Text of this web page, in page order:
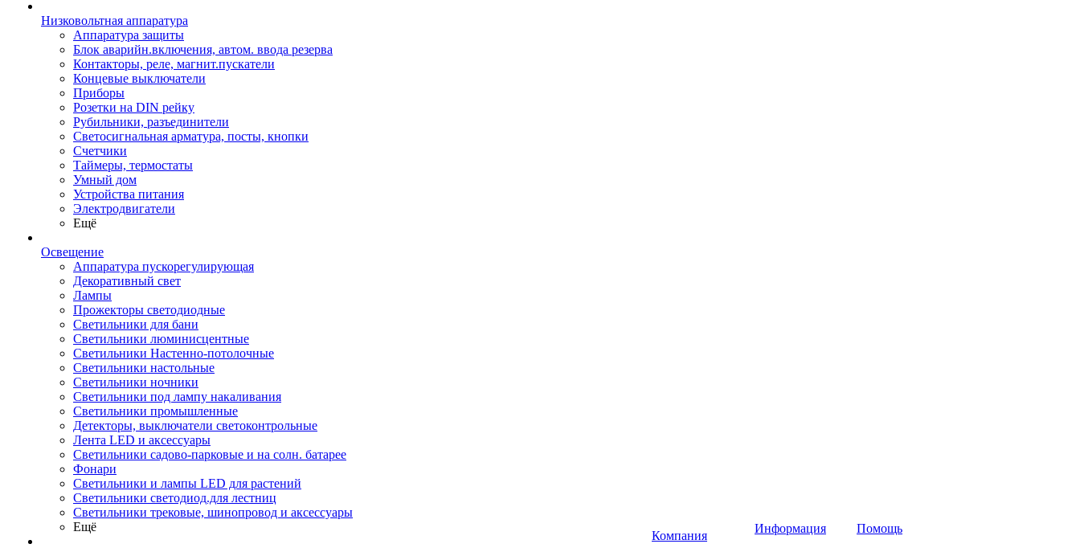
Низковольтная аппаратура
Аппаратура защиты
Блок аварийн.включения, автом. ввода резерва
Контакторы, реле, магнит.пускатели
Концевые выключатели
Приборы
Розетки на DIN рейку
Рубильники, разъединители
Светосигнальная арматура, посты, кнопки
Счетчики
Таймеры, термостаты
Умный дом
Устройства питания
Электродвигатели
Ещё
Освещение
Аппаратура пускорегулирующая
Декоративный свет
Лампы
Прожекторы светодиодные
Светильники для бани
Светильники люминисцентные
Светильники Настенно-потолочные
Светильники настольные
Светильники ночники
Светильники под лампу накаливания
Светильники промышленные
Детекторы, выключатели светоконтрольные
Лента LED и аксессуары
Светильники садово-парковые и на солн. батарее
Фонари
Светильники и лампы LED для растений
Светильники светодиод.для лестниц
Светильники трековые, шинопровод и аксессуары
Ещё
Компания
Информация
Помощь